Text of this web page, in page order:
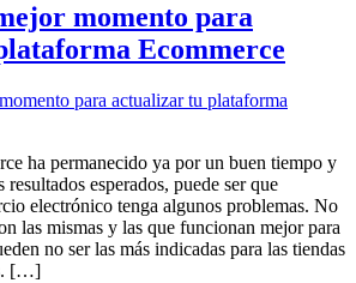
momento para
Ecommerce
ha permanecido ya por un buen tiempo y
esperados, puede ser que
electrónico tenga algunos problemas. No
las mismas y las que funcionan mejor para
no ser las más indicadas para las tiendas
[…]